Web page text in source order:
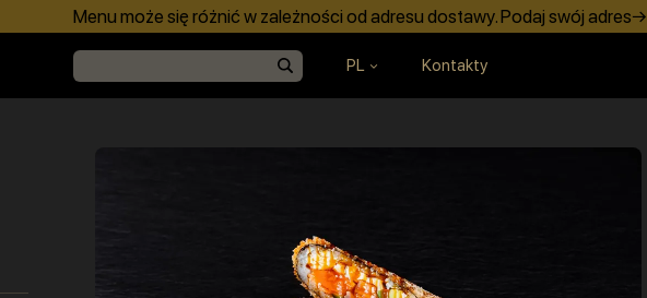
Menu może się różnić w zależności od adresu dostawy. Podaj swój adres→
PL Kontakty